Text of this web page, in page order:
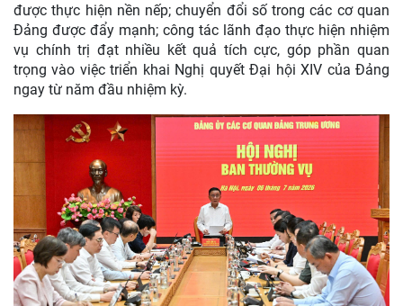
được thực hiện nền nếp; chuyển đổi số trong các cơ quan
Đảng được đẩy mạnh; công tác lãnh đạo thực hiện nhiệm
vụ chính trị đạt nhiều kết quả tích cực, góp phần quan
trọng vào việc triển khai Nghị quyết Đại hội XIV của Đảng
ngay từ năm đầu nhiệm kỳ.